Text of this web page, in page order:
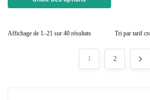
Affichage de 1–21 sur 40 résultats
1 2